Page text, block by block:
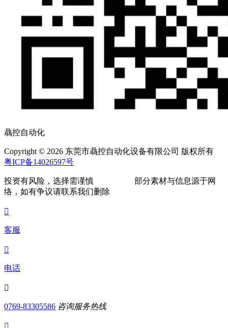
骉控自动化
Copyright © 2026 东莞市骉控自动化设备有限公司 版权所有
粤ICP备14026597号
投资有风险，选择需谨慎 部分素材与信息源于网
络，如有争议请联系我们删除

客服

电话

0769-83305586 咨询服务热线
